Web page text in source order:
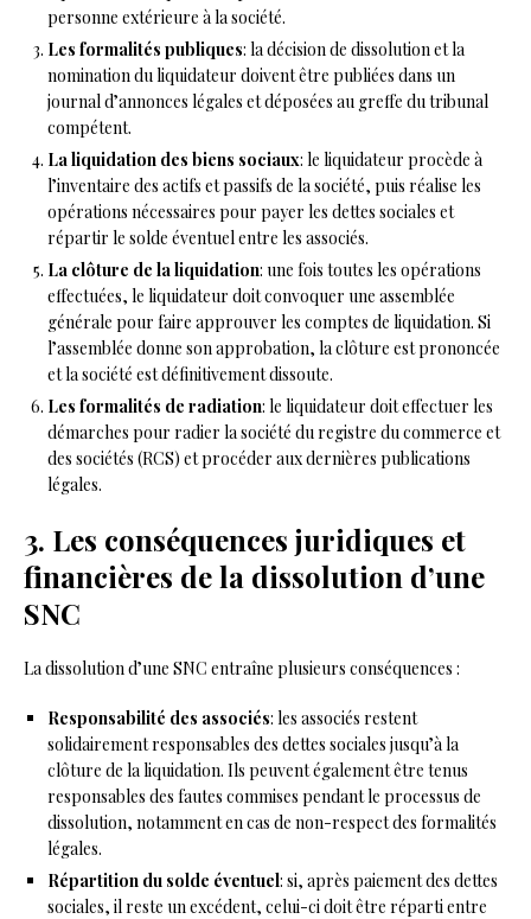
personne extérieure à la société.
Les formalités publiques: la décision de dissolution et la
nomination du liquidateur doivent être publiées dans un
journal d’annonces légales et déposées au greffe du tribunal
compétent.
La liquidation des biens sociaux: le liquidateur procède à
l’inventaire des actifs et passifs de la société, puis réalise les
opérations nécessaires pour payer les dettes sociales et
répartir le solde éventuel entre les associés.
La clôture de la liquidation: une fois toutes les opérations
effectuées, le liquidateur doit convoquer une assemblée
générale pour faire approuver les comptes de liquidation. Si
l’assemblée donne son approbation, la clôture est prononcée
et la société est définitivement dissoute.
Les formalités de radiation: le liquidateur doit effectuer les
démarches pour radier la société du registre du commerce et
des sociétés (RCS) et procéder aux dernières publications
légales.
3. Les conséquences juridiques et
financières de la dissolution d’une
SNC
La dissolution d’une SNC entraîne plusieurs conséquences :
Responsabilité des associés: les associés restent
solidairement responsables des dettes sociales jusqu’à la
clôture de la liquidation. Ils peuvent également être tenus
responsables des fautes commises pendant le processus de
dissolution, notamment en cas de non-respect des formalités
légales.
Répartition du solde éventuel: si, après paiement des dettes
sociales, il reste un excédent, celui-ci doit être réparti entre